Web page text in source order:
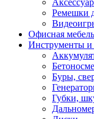
Ремешки
Офисная мебель
Инструменты и
Буры,
Губки,